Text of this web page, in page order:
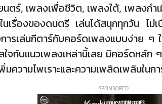
ร์, เพลงเพื่อชีวิต, เพลงใต้, เพลงกำ
รื่องของดนตรี เล่นได้สนุกทุกวัน ไม่
รเล่นกีตาร์กับคอร์ดเพลงแบบง่าย ๆ
จกับแนวเพลงเหล่านี้เลย มีคอร์ดหลัก
ความไพเราะและความเพลิดเพลินในก
SPONSORED